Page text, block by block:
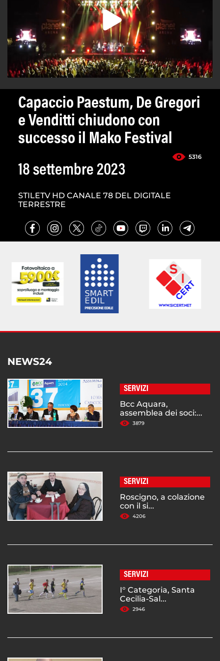
Capaccio Paestum, De Gregori
e Venditti chiudono con
successo il Mako Festival
5316
18 settembre 2023
STILETV HD CANALE 78 DEL DIGITALE
TERRESTRE
NEWS24
SERVIZI
Bcc Aquara,
assemblea dei soci:...
3879
SERVIZI
Roscigno, a colazione
con il si...
4206
SERVIZI
I° Categoria, Santa
Cecilia-Sal...
2946